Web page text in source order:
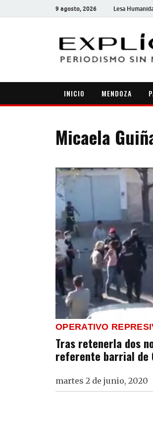
9 agosto, 2026 Lesa
INICIO MENDOZA
Micaela
OPERATIVO
Tras retenerla dos
referente barrial de
martes 2 de junio, 2020